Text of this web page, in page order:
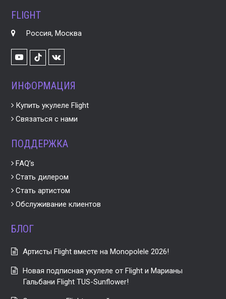
FLIGHT
Россия, Москва
YoutubeTikTok
VK
ИНФОРМАЦИЯ
Купить укулеле Flight
Связаться с нами
ПОДДЕРЖКА
FAQ’s
Стать дилером
Стать артистом
Обслуживание клиентов
БЛОГ
Артисты Flight вместе на Monopolele 2026!
Новая подписная укулеле от Flight и Марианы
Гальбани Flight TUS-Sunflower!